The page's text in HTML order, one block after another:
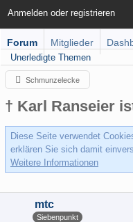
Anmelden oder registrieren
Forum Mitglieder
Unerledigte Themen
Schmunzelecke
† Karl Ranseier
Diese Seite verwendet
erklären Sie sich damit
Weitere Informationen
mtc
Siebenpunkt